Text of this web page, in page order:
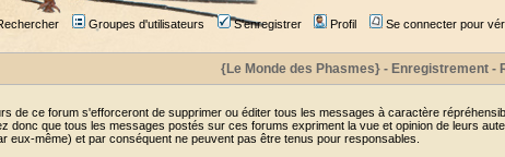
Groupes d'utilisateurs S'enregistrer Profil Se connecter pour
{Le Monde des Phasmes} - Enregistrement -
de ce forum s'efforceront de supprimer ou éditer tous les messages à caractère
donc que tous les messages postés sur ces forums expriment la vue et opinion de leurs
eux-même) et par conséquent ne peuvent pas être tenus pour responsables.